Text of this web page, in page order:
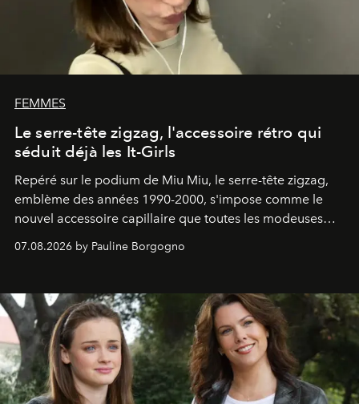
FEMMES
Le serre-tête zigzag, l'accessoire rétro qui
séduit déjà les It-Girls
Repéré sur le podium de Miu Miu, le serre-tête zigzag,
emblème des années 1990-2000, s'impose comme le
nouvel accessoire capillaire que toutes les modeuses
s'arrachent déjà.
07.08.2026 by Pauline Borgogno